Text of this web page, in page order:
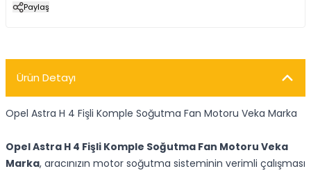
Paylaş
Ürün Detayı
Opel Astra H 4 Fişli Komple Soğutma Fan Motoru Veka Marka
Opel Astra H 4 Fişli Komple Soğutma Fan Motoru Veka
Marka, aracınızın motor soğutma sisteminin verimli çalışması